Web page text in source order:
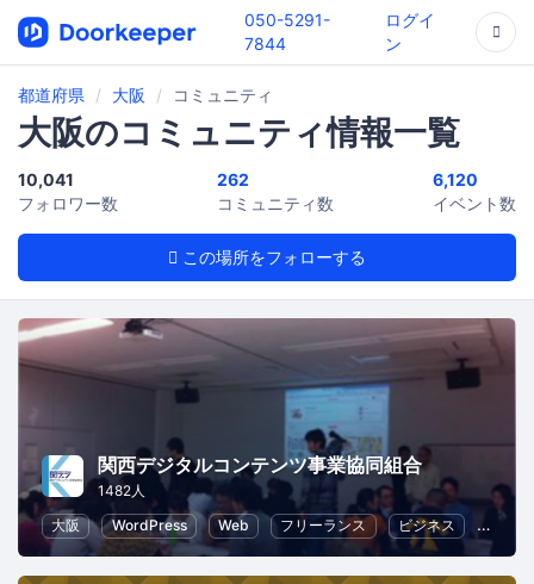
050-5291-
7844
ログイ
ン
都道府県 大阪 コミュニティ
大阪のコミュニティ情報一覧
この場所をフォローする
10,041
フォロワー数
262
コミュニティ数
6,120
イベント数
関西デジタルコンテンツ事業協同組合
1482人
大阪
WordPress Web フリーランス ビジネス ECマ